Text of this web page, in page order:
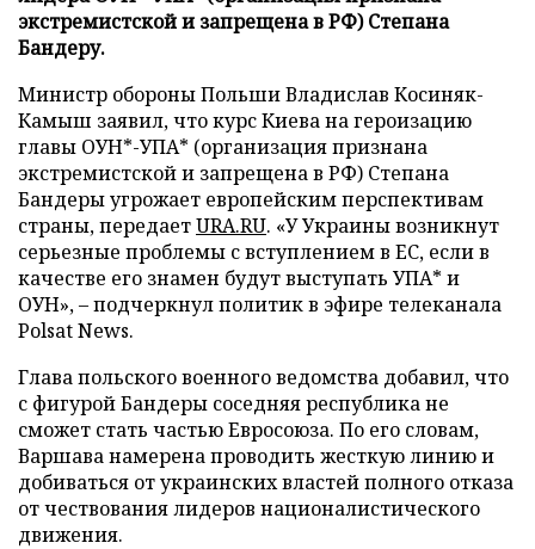
экстремистской и запрещена в РФ) Степана
Бандеру.
Министр обороны Польши Владислав Косиняк-
Камыш заявил, что курс Киева на героизацию
главы ОУН*-УПА* (организация признана
экстремистской и запрещена в РФ) Степана
Бандеры угрожает европейским перспективам
страны, передаетURA.RU. «У Украины возникнут
серьезные проблемы с вступлением в ЕС, если в
качестве его знамен будут выступать УПА* и
ОУН», – подчеркнул политик в эфире телеканала
Polsat News.
Глава польского военного ведомства добавил, что
с фигурой Бандеры соседняя республика не
сможет стать частью Евросоюза. По его словам,
Варшава намерена проводить жесткую линию и
добиваться от украинских властей полного отказа
от чествования лидеров националистического
движения.